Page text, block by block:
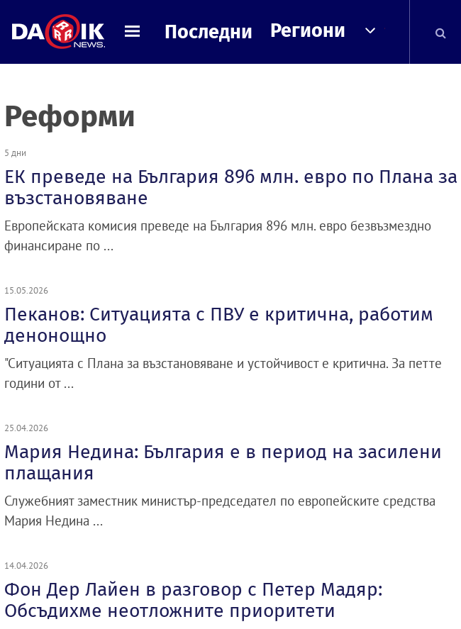
Последни Региони
Реформи
5 дни
ЕК преведе на България 896 млн. евро по Плана за
възстановяване
Европейската комисия преведе на България 896 млн. евро безвъзмездно
финансиране по ...
15.05.2026
Пеканов: Ситуацията с ПВУ е критична, работим
денонощно
"Ситуацията с Плана за възстановяване и устойчивост е критична. За петте
години от ...
25.04.2026
Мария Недина: България е в период на засилени
плащания
Служебният заместник министър-председател по европейските средства
Мария Недина ...
14.04.2026
Фон Дер Лайен в разговор с Петер Мадяр:
Обсъдихме неотложните приоритети